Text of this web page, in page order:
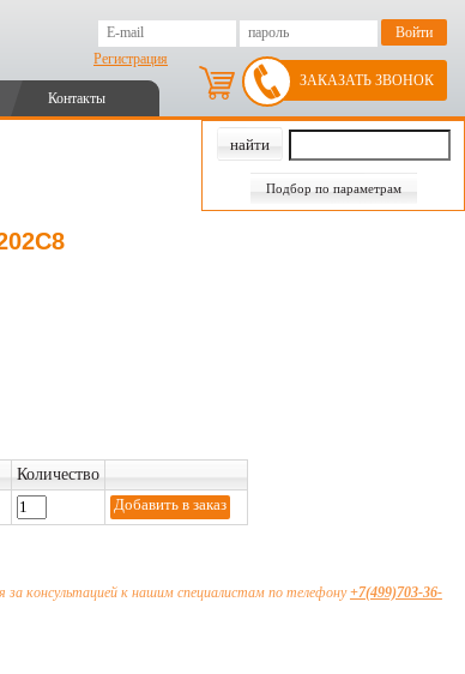
Регистрация
Контакты
ЗАКАЗАТЬ ЗВОНОК
Подбор по параметрам
Количество
консультацией к нашим специалистам по телефону+7(499)703-36-